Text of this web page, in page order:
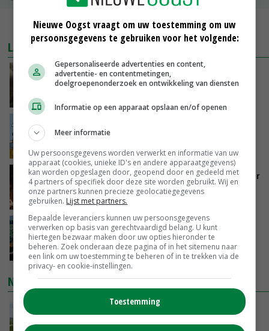
MEER MARKTPRIJZEN
LAATSTE NIEUWS
‘Samenwerking A-ware en Amalthea gaat
zorgen voor meer balans’
groot: Nederland in Europese top
Vlaamse varkensstapel krimpt, pluimveesector
groeit door schaalvergroting
GISTEREN, 15:20
‘Cijfer jezelf niet weg en doe vooral ook waar
je gelukkig van wordt’
GISTEREN, 13:31
NIEUWSTE VIDEO'S
POAH!: John Deere 7730
Nieuwe Oogst vraagt om uw toestemming om uw
persoonsgegevens te gebruiken voor het volgende:
Gepersonaliseerde advertenties en content,
advertentie- en contentmetingen,
doelgroepenonderzoek en ontwikkeling van diensten
Informatie op een apparaat opslaan en/of openen
Meer informatie
Uw persoonsgegevens worden verwerkt en informatie van uw
apparaat (cookies, unieke ID's en andere apparaatgegevens)
kan worden opgeslagen door, geopend door en gedeeld met
4 partners of specifiek door deze site worden gebruikt. Wij en
onze partners kunnen precieze geolocatiegegevens
gebruiken. Lijst met partners.
Bepaalde leveranciers kunnen uw persoonsgegevens
verwerken op basis van gerechtvaardigd belang. U kunt
hiertegen bezwaar maken door uw opties hieronder te
beheren. Zoek onderaan deze pagina of in het sitemenu naar
een link om uw toestemming te beheren of in te trekken via de
privacy- en cookie-instellingen.
Toestemming